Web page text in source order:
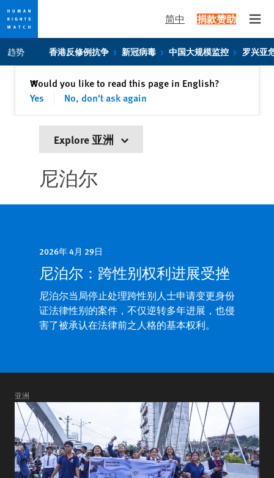
Skip
to
privacy
Skip
to
content
简中 捐款赞助
趋势 香港反修例抗争 新冠病毒 中国大规模监控 罗兴亚
Would you like to read this page in English?
Yes
No, don't ask again
✕关闭
Explore 亚洲
尼泊尔
2026年 4月 29日
尼泊尔：跨性别权利进展受挫
尼泊尔当局停止处理跨性别人士申请变更身份
证法律性别的案件，不仅逆转多年进展，也侵
害了被承认在法律前之人格的基本权利。
亚洲